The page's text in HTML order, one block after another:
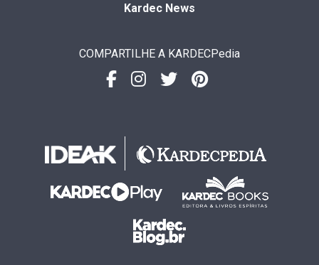
Kardec News
COMPARTILHE A KARDECPedia